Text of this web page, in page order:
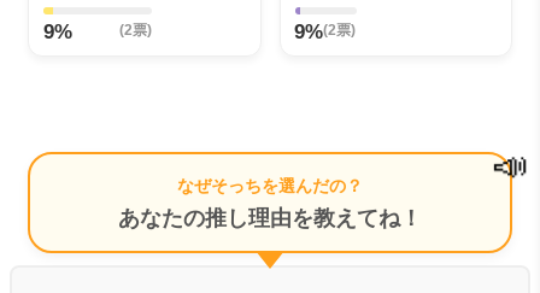
9% (2票) 9%(2票)
なぜそっちを選んだの？
あなたの推し理由を教えてね！
📣